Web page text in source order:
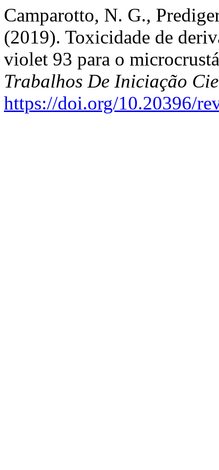
Camparotto, N. G.,
(2019). Toxicidade de
violet 93 para o
Trabalhos De Iniciação
https://doi.org/10.20396/